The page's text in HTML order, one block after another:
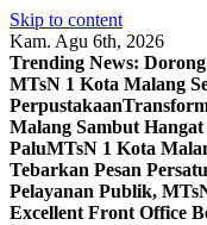
Skip to content
Kam. Agu 6th, 2026
Trending News:
MTsN 1 Kota Malang
Perpustakaan
Malang Sambut
PaluMTsN 1 Kota
Tebarkan Pesan
Pelayanan Publik,
Excellent Front Office